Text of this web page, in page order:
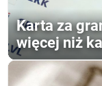
Karta za
więcej niż